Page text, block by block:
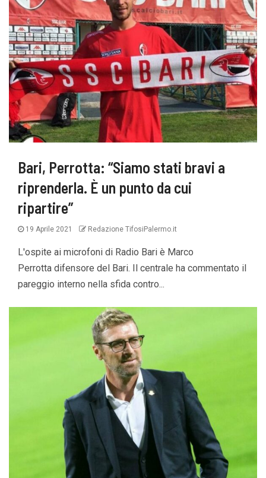
Bari, Perrotta: “Siamo stati bravi a
riprenderla. È un punto da cui
ripartire”
19 Aprile 2021 Redazione TifosiPalermo.it
L'ospite ai microfoni di Radio Bari è Marco
Perrotta difensore del Bari. Il centrale ha commentato il
pareggio interno nella sfida contro...